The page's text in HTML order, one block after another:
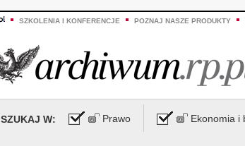
SZKOLENIA I KONFERENCJE POZNAJ NASZE PRODUKTY
SZUKAJ W: Prawo Ekonomia i